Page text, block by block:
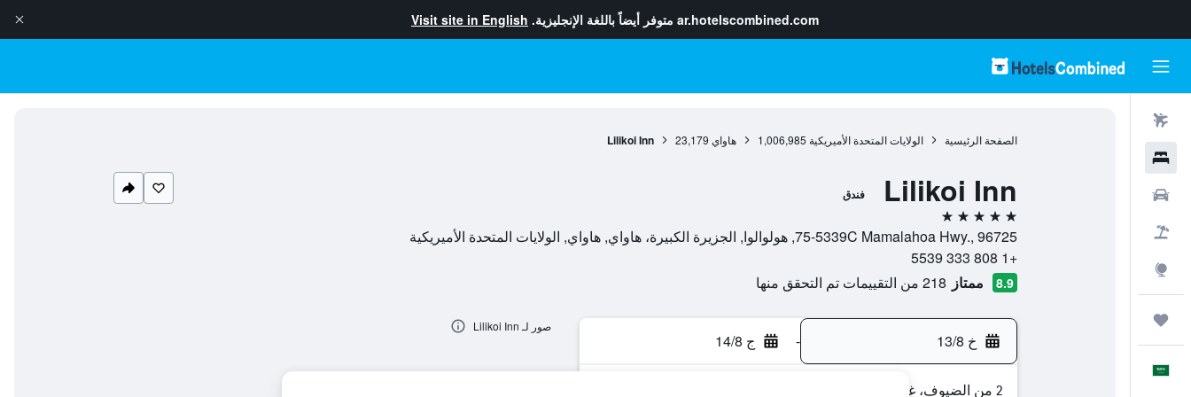
ar.hotelscombined.com متوفر أيضاً باللغة الإنجليزية. Visit site in English
الصفحة الرئيسية الولايات المتحدة الأميريكية 1,006,985 هاواي 23,179
Lilikoi Inn
Lilikoi Inn فندق
5 نجوم
75-5339C Mamalahoa Hwy., 96725, هولوالوا, الجزيرة الكبيرة، هاواي, هاواي, الولايات المتحدة الأميريكية
+1 808 333 5539
8.9 ممتاز 218 من التقييمات تم التحقق منها
خ 13/8 - ج 14/8
2 من الضيوف، غرفة واحدة
صور لـ Lilikoi Inn